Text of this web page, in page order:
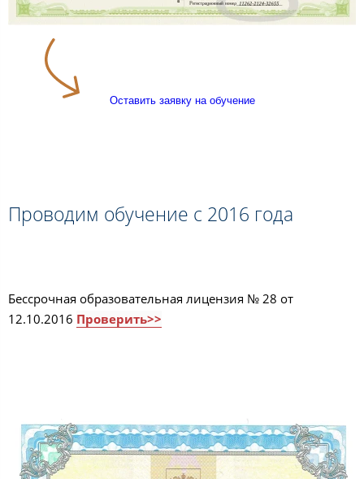
Оставить заявку на обучение
Проводим обучение с 2016 года
Бессрочная образовательная лицензия № 28 от
12.10.2016 Проверить>>